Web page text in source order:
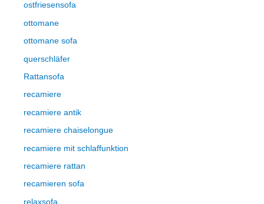
ostfriesensofa
ottomane
ottomane sofa
querschläfer
Rattansofa
recamiere
recamiere antik
recamiere chaiselongue
recamiere mit schlaffunktion
recamiere rattan
recamieren sofa
relaxsofa